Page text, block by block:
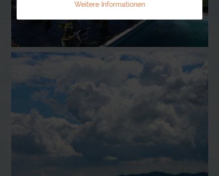
Weitere Informationen